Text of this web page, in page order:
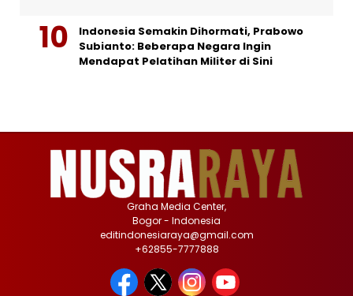
Indonesia Semakin Dihormati, Prabowo
Subianto: Beberapa Negara Ingin
Mendapat Pelatihan Militer di Sini
Graha Media Center,
Bogor - Indonesia
editindonesiaraya@gmail.com
+62855-7777888